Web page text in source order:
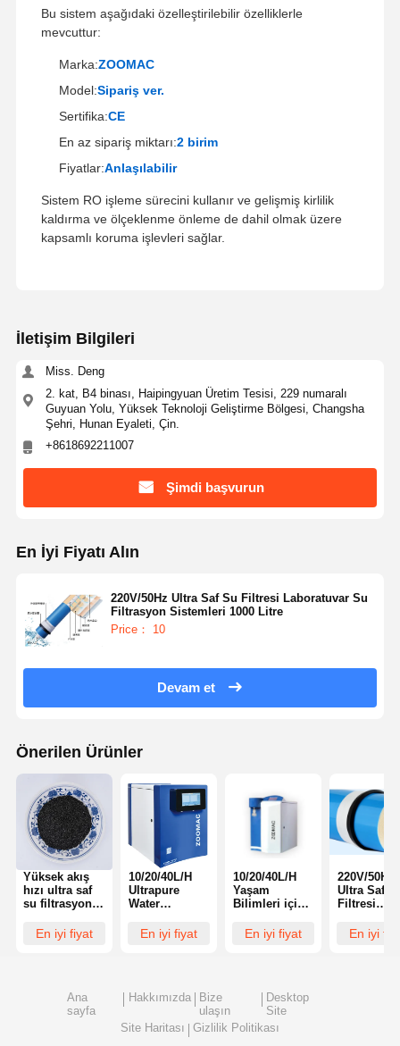
Davalar Teklif Alın
Laboratuvar Ultra Saf Su Sistemi
ultra saf su arıtma sistemi
Ultra saf su ekipmanları
Ultra saf su filtrasyon sistemi
Su Temizleme Tüketicileri
Su Temizleme Sistemi Aksesuarları
Bu sistem aşağıdaki özelleştirilebilir özelliklerle
mevcuttur:
Marka:ZOOMAC
Model:Sipariş ver.
Sertifika:CE
En az sipariş miktarı:2 birim
Fiyatlar:Anlaşılabilir
Sistem RO işleme sürecini kullanır ve gelişmiş kirlilik
kaldırma ve ölçeklenme önleme de dahil olmak üzere
kapsamlı koruma işlevleri sağlar.
İletişim Bilgileri
Miss. Deng
2. kat, B4 binası, Haipingyuan Üretim Tesisi, 229 numaralı
Guyuan Yolu, Yüksek Teknoloji Geliştirme Bölgesi, Changsha
Şehri, Hunan Eyaleti, Çin.
+8618692211007
Şimdi başvurun
En İyi Fiyatı Alın
220V/50Hz Ultra Saf Su Filtresi Laboratuvar Su
Filtrasyon Sistemleri 1000 Litre
Price： 10
Devam et
Önerilen Ürünler
Yüksek akış
hızı ultra saf
su filtrasyon
Ters osmose
yöntemi
En iyi fiyat
10/20/40L/H
Ultrapure
Water
System For
Life Science
Filtrasyon
En iyi fiyat
10/20/40L/H
Yaşam
Bilimleri için
Makinesi
En iyi fiyat
220V/50Hz
Ultra Saf
Filtresi
Su
Sistemleri
En iyi
Ana
sayfa
Hakkımızda
Bize
ulaşın
Desktop
Site
Site Haritası
Gizlilik Politikası